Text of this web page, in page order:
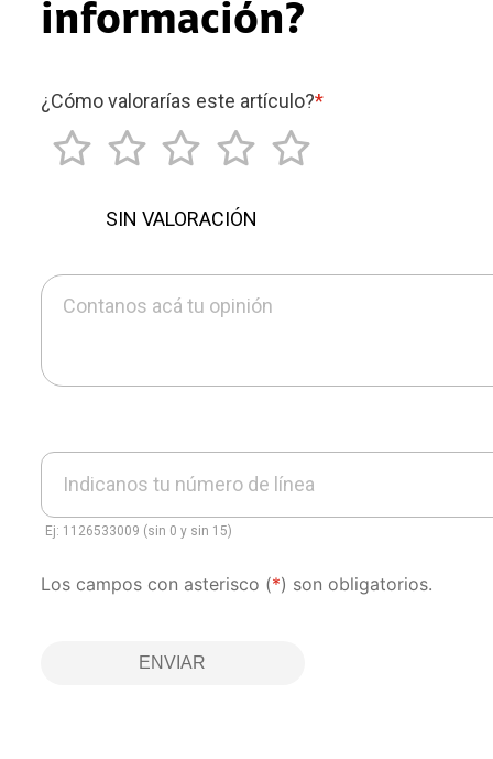
información?
¿Cómo valorarías este artículo?*
SIN VALORACIÓN
Contanos acá tu opinión
Indicanos tu número de línea
Ej: 1126533009 (sin 0 y sin 15)
Los campos con asterisco (*) son obligatorios.
ENVIAR